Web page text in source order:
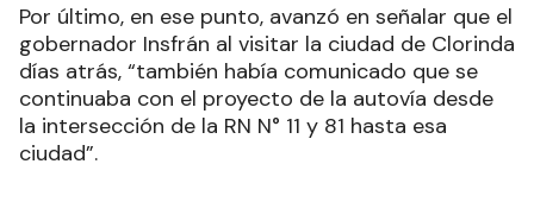
Por último, en ese punto, avanzó en señalar que el
gobernador Insfrán al visitar la ciudad de Clorinda
días atrás, “también había comunicado que se
continuaba con el proyecto de la autovía desde
la intersección de la RN N° 11 y 81 hasta esa
ciudad”.